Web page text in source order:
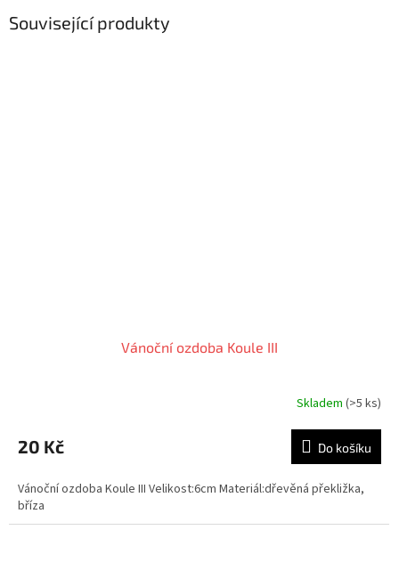
Související produkty
Vánoční ozdoba Koule III
Skladem (>5 ks)
20 Kč Do košíku
Vánoční ozdoba Koule III Velikost:6cm Materiál:dřevěná překližka,
bříza